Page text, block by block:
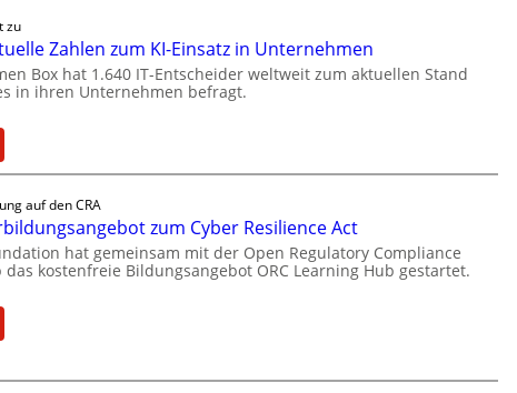
zu
Zahlen zum KI-Einsatz in Unternehmen
Box hat 1.640 IT-Entscheider weltweit zum aktuellen Stand
in ihren Unternehmen befragt.
auf den CRA
zum Cyber Resilience Act
hat gemeinsam mit der Open Regulatory Compliance
das kostenfreie Bildungsangebot ORC Learning Hub gestartet.